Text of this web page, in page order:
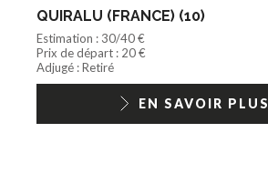
QUIRALU (FRANCE) (10)
Estimation : 30/40 €
Prix de départ : 20 €
Adjugé : Retiré
EN SAVOIR PLUS